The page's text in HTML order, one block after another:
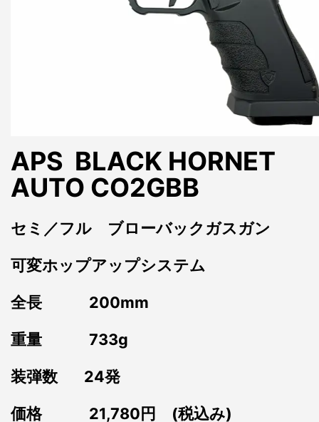
APS BLACK HORNET
AUTO CO2GBB
セミ／フル ブローバックガスガン
可変ホップアップシステム
全長 200mm
重量 733g
装弾数 24発
価格 21,780円 (税込み)